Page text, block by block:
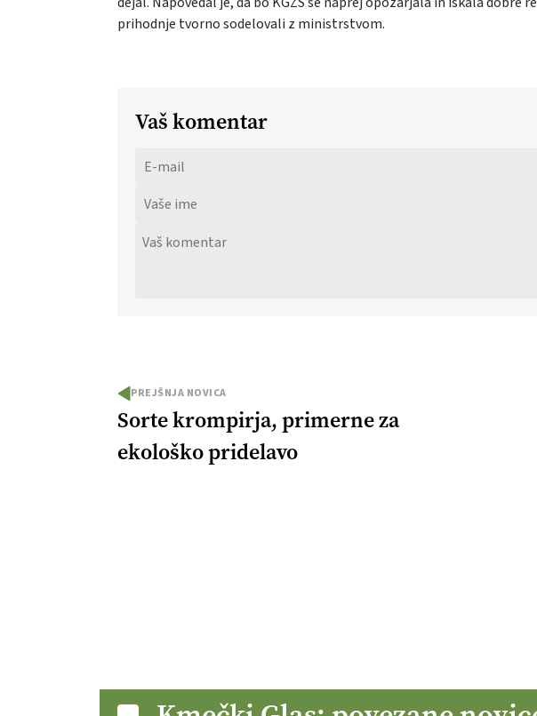
prihodnje tvorno sodelovali z ministrstvom.
Vaš komentar
PREJŠNJA NOVICA
Sorte krompirja, primerne za
ekološko pridelavo